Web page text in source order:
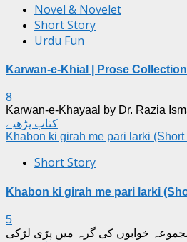
Novel & Novelet
Short Story
Urdu Fun
Karwan-e-Khial | Prose
8
Karwan-e-Khayaal by Dr. Razia
کتاب پڑھیے
Khabon ki girah me pari larki
Short Story
Khabon ki girah me pari larki
5